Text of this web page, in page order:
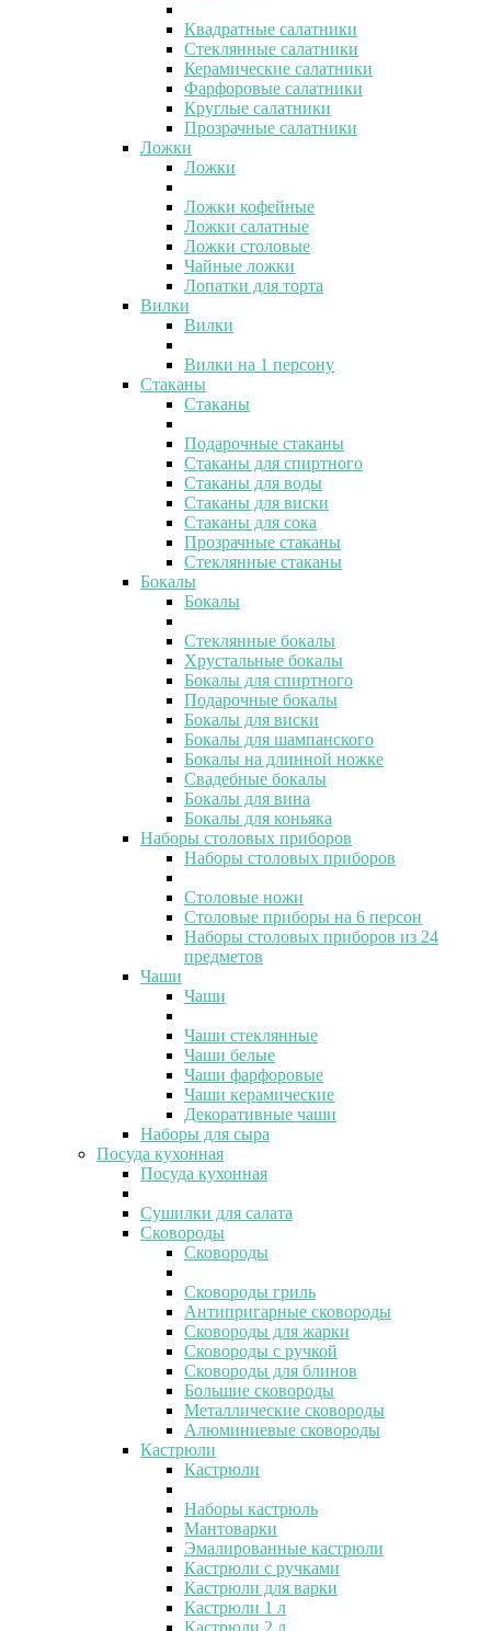
Квадратные салатники
Стеклянные салатники
Керамические салатники
Фарфоровые салатники
Круглые салатники
Прозрачные салатники
Ложки
Ложки
Ложки кофейные
Ложки салатные
Ложки столовые
Чайные ложки
Лопатки для торта
Вилки
Вилки
Вилки на 1 персону
Стаканы
Стаканы
Подарочные стаканы
Стаканы для спиртного
Стаканы для воды
Стаканы для виски
Стаканы для сока
Прозрачные стаканы
Стеклянные стаканы
Бокалы
Бокалы
Стеклянные бокалы
Хрустальные бокалы
Бокалы для спиртного
Подарочные бокалы
Бокалы для виски
Бокалы для шампанского
Бокалы на длинной ножке
Свадебные бокалы
Бокалы для вина
Бокалы для коньяка
Наборы столовых приборов
Наборы столовых приборов
Столовые ножи
Столовые приборы на 6 персон
Наборы столовых приборов из 24
предметов
Чаши
Чаши
Чаши стеклянные
Чаши белые
Чаши фарфоровые
Чаши керамические
Декоративные чаши
Наборы для сыра
Посуда кухонная
Посуда кухонная
Сушилки для салата
Сковороды
Сковороды
Сковороды гриль
Антипригарные сковороды
Сковороды для жарки
Сковороды с ручкой
Сковороды для блинов
Большие сковороды
Металлические сковороды
Алюминиевые сковороды
Кастрюли
Кастрюли
Наборы кастрюль
Мантоварки
Эмалированные кастрюли
Кастрюли с ручками
Кастрюли для варки
Кастрюли 1 л
Кастрюли 2 л